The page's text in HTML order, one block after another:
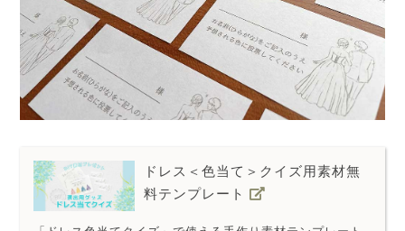
ドレス＜色当て＞クイズ用素材無
料テンプレート